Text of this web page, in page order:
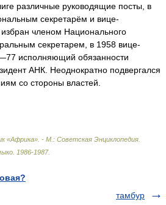
различные руководящие посты, в
секретарём и вице-
избран членом Национального
секретарем, в 1958 вице-
исполняющий обязанности
АНК. Неоднократно подвергался
со стороны властей.
«Африка». - М.: Советская Энциклопедия
1986-1987.
тамбур